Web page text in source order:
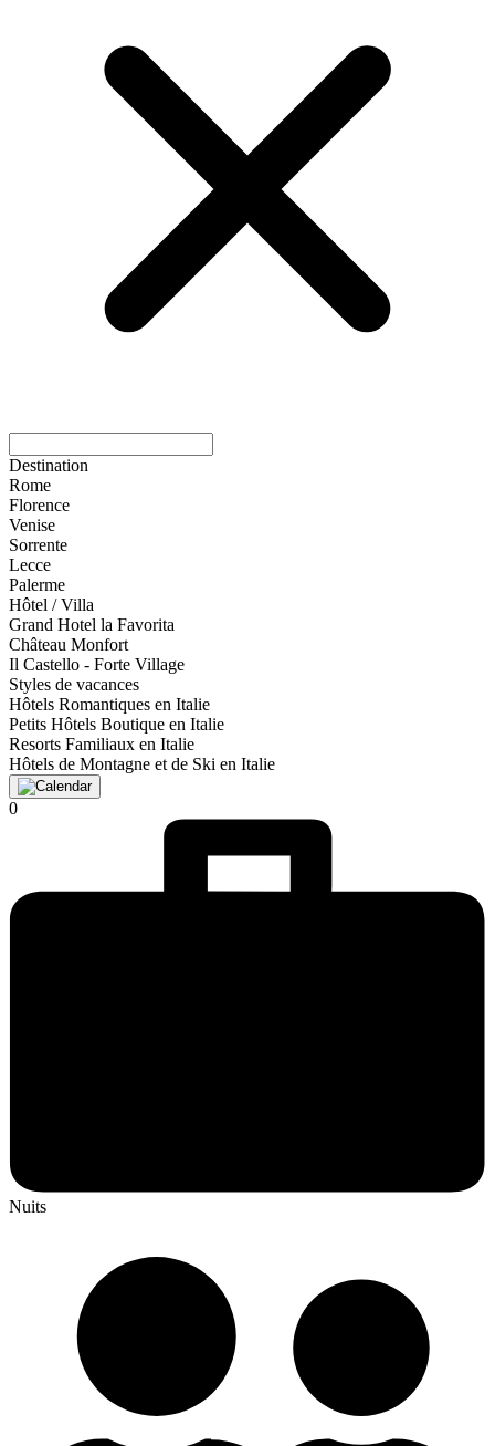
Destination
Rome
Florence
Venise
Sorrente
Lecce
Palerme
Hôtel / Villa
Grand Hotel la Favorita
Château Monfort
Il Castello - Forte Village
Styles de vacances
Hôtels Romantiques en Italie
Petits Hôtels Boutique en Italie
Resorts Familiaux en Italie
Hôtels de Montagne et de Ski en Italie
0
Nuits